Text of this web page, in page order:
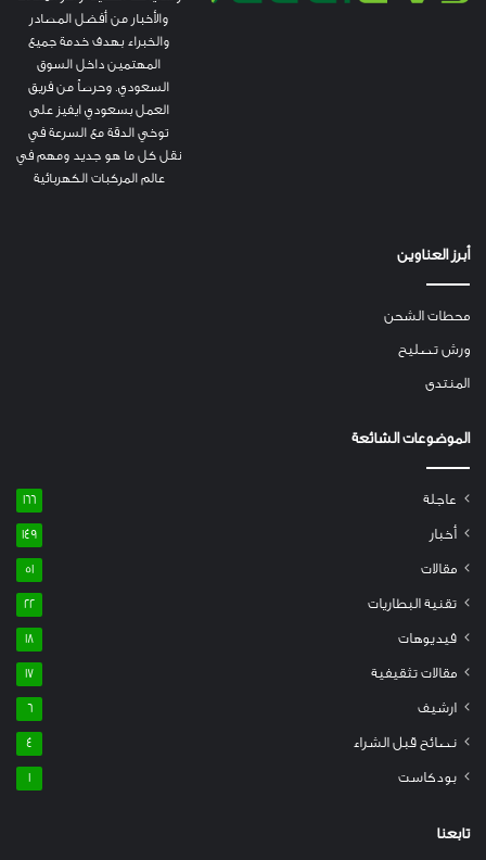
والأخبار من أفضل المصادر
والخبراء بهدف خدمة جميع
المهتمين داخل السوق
السعودي. وحرصاً من فريق
العمل بسعودي ايفيز على
توخي الدقة مع السرعة في
نقل كل ما هو جديد ومهم في
عالم المركبات الكهربائية
أبرز العناوين
محطات الشحن
ورش تصليح
المنتدى
الموضوعات الشائعة
عاجلة 166
أخبار 149
مقالات 51
تقنية البطاريات 22
فيديوهات 18
مقالات تثقيفية 17
ارشيف 6
نصائح قبل الشراء 4
بودكاست 1
تابعنا